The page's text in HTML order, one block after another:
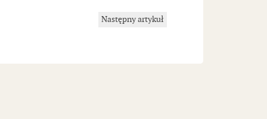
Następny artykuł